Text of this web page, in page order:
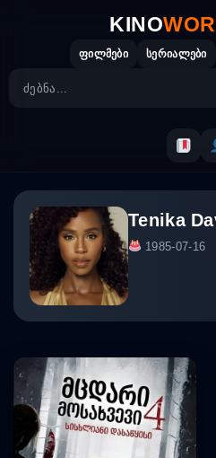
KINO
ფილმები სერიალები
Tenika
1985-07-16